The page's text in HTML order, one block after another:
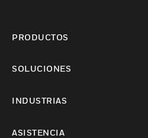
PRODUCTOS
SOLUCIONES
INDUSTRIAS
ASISTENCIA